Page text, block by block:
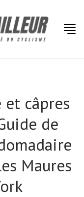
et câpres
de
Maures